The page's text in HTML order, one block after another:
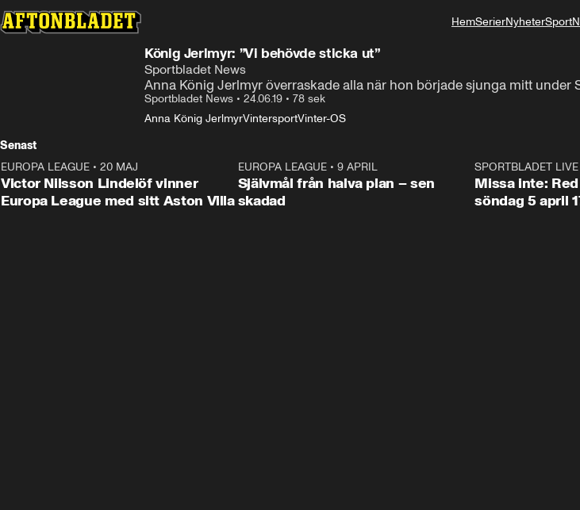
HemSerierNyheterSport
König Jerlmyr: ”Vi behövde sticka ut”
Sportbladet News
Anna König Jerlmyr överraskade alla när hon började sjunga mitt under
Sportbladet News • 24.06.19 • 78 sek
Anna König JerlmyrVintersportVinter-OS
Senast
EUROPA LEAGUE • 20 MAJ
Victor Nilsson Lindelöf vinner
Europa League med sitt Aston Villa
1:03
EUROPA LEAGUE• 9 APRIL
Självmål från halva plan – sen
skadad
SPORTBLADET LIVE
Missa inte:
söndag 5 april